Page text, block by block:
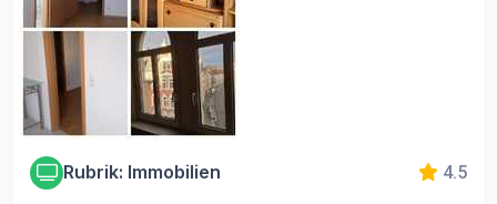
Rubrik: Immobilien 4.5